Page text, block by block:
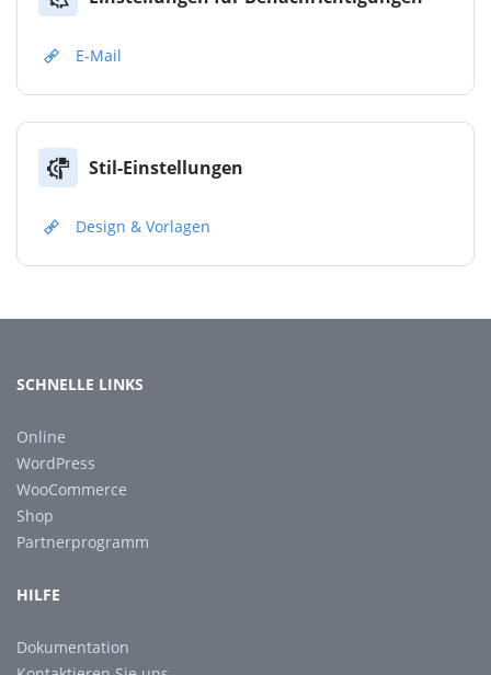
E-Mail
Stil-Einstellungen
Design & Vorlagen
SCHNELLE LINKS
Online
WordPress
WooCommerce
Shop
Partnerprogramm
HILFE
Dokumentation